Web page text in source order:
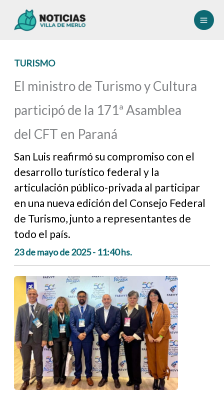
TURISMO
El ministro de Turismo y Cultura
participó de la 171ª Asamblea
del CFT en Paraná
San Luis reafirmó su compromiso con el
desarrollo turístico federal y la
articulación público-privada al participar
en una nueva edición del Consejo Federal
de Turismo, junto a representantes de
todo el país.
23 de mayo de 2025 - 11:40 hs.